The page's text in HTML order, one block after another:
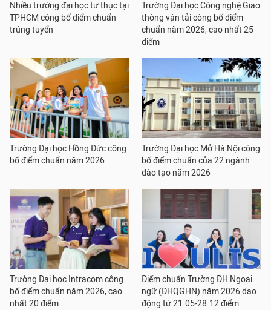
Nhiều trường đại học tư thục tại
TPHCM công bố điểm chuẩn
trúng tuyển
Trường Đại học Công nghệ Giao
thông vận tải công bố điểm
chuẩn năm 2026, cao nhất 25
điểm
Trường Đại học Hồng Đức công
bố điểm chuẩn năm 2026
Trường Đại học Mở Hà Nội công
bố điểm chuẩn của 22 ngành
đào tạo năm 2026
Trường Đại học Intracom công
bố điểm chuẩn năm 2026, cao
nhất 20 điểm
Điểm chuẩn Trường ĐH Ngoại
ngữ (ĐHQGHN) năm 2026 dao
động từ 21.05-28.12 điểm